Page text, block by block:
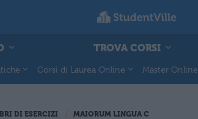
TROVA CORSI
Corsi di Laurea Online Master Online
DI ESERCIZI MAIORUM LINGUA C